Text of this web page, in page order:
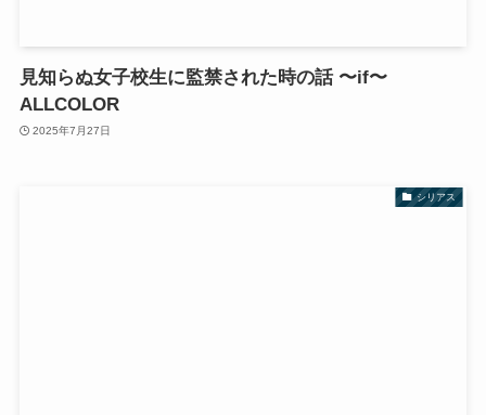
見知らぬ女子校生に監禁された時の話 〜if〜
ALLCOLOR
2025年7月27日
シリアス